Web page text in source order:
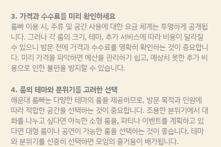
3. 가격과 수수료를 미리 확인하세요
룸빠 이용 시, 주류 및 공간 사용에 대한 요금 체계는 투명하게 공개됩
니다. 그러나 각 룸의 크기, 테마, 추가 서비스에 따라 비용이 달라질
수 있으니 방문 전에 가격과 수수료를 명확히 확인하는 것이 중요합니
다. 미리 가격을 파악하면 예산을 관리하기 쉽고, 예상치 못한 추가 비
용으로 인한 불편을 방지할 수 있습니다.
4. 룸의 테마와 분위기를 고려한 선택
해운대 룸빠는 다양한 테마의 룸을 제공하므로, 방문 목적과 인원에
따라 적합한 공간을 선택하는 것이 중요합니다. 조용한 분위기에서 대
화를 나누고 싶다면 아늑한 소형 룸을, 파티나 이벤트를 계획하고 있
다면 대형 룸이나 공연이 가능한 룸을 선택하는 것이 좋습니다. 테마
와 분위기를 신중히 선택하면 모임의 즐거움이 배가됩니다.